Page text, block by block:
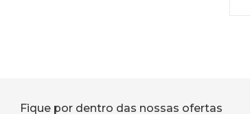
Fique por dentro das nossas ofertas